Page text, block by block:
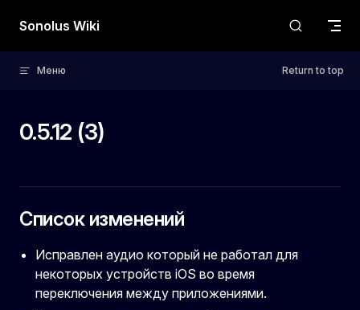
Skip to content
Sonolus Wiki
Меню Return to top
0.5.12 (3)
Список изменений
Исправлен аудио который не работал для
некоторых устройств iOS во время
переключения между приложениями.